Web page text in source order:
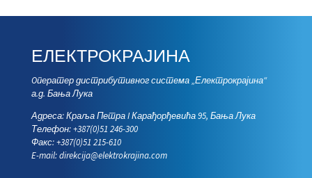
ЕЛЕКТРОКРАЈИНА
Oператер дистрибутивног система „Електрокрајина“
а.д. Бања Лука
Адреса: Краља Петра I Карађорђевића 95, Бања Лука
Телефон: +387(0)51 246-300
Факс: +387(0)51 215-610
E-mail:direkcija@elektrokrajina.com